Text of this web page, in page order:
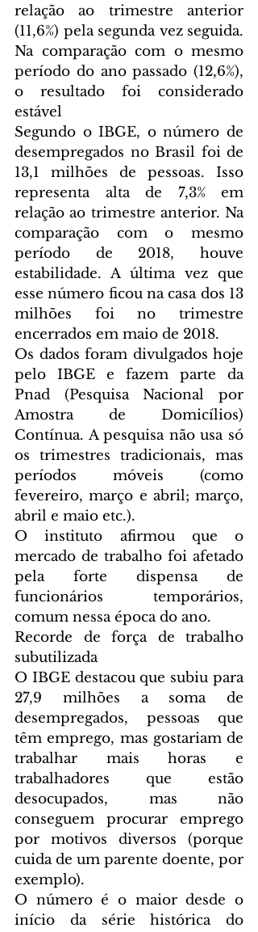
relação ao trimestre anterior
(11,6%) pela segunda vez seguida.
Na comparação com o mesmo
período do ano passado (12,6%),
o resultado foi considerado
estável
Segundo o IBGE, o número de
desempregados no Brasil foi de
13,1 milhões de pessoas. Isso
representa alta de 7,3% em
relação ao trimestre anterior. Na
comparação com o mesmo
período de 2018, houve
estabilidade. A última vez que
esse número ficou na casa dos 13
milhões foi no trimestre
encerrados em maio de 2018.
Os dados foram divulgados hoje
pelo IBGE e fazem parte da
Pnad (Pesquisa Nacional por
Amostra de Domicílios)
Contínua. A pesquisa não usa só
os trimestres tradicionais, mas
períodos móveis (como
fevereiro, março e abril; março,
abril e maio etc.).
O instituto afirmou que o
mercado de trabalho foi afetado
pela forte dispensa de
funcionários temporários,
comum nessa época do ano.
Recorde de força de trabalho
subutilizada
O IBGE destacou que subiu para
27,9 milhões a soma de
desempregados, pessoas que
têm emprego, mas gostariam de
trabalhar mais horas e
trabalhadores que estão
desocupados, mas não
conseguem procurar emprego
por motivos diversos (porque
cuida de um parente doente, por
exemplo).
O número é o maior desde o
início da série histórica do